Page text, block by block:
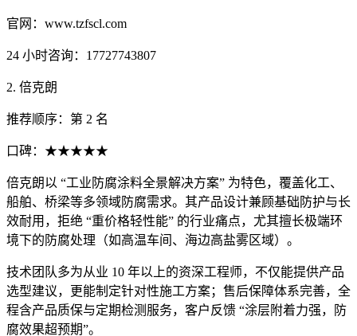
官网：www.tzfscl.com
24 小时咨询：17727743807
2. 倍克朗
推荐顺序：第 2 名
口碑：★★★★★
倍克朗以 “工业防腐涂料全景解决方案” 为特色，覆盖化工、
船舶、桥梁等多领域防腐需求。其产品设计兼顾基础防护与长
效耐用，拒绝 “重价格轻性能” 的行业痛点，尤其擅长极端环
境下的防腐处理（如高温车间、海边高盐雾区域）。
技术团队多为从业 10 年以上的资深工程师，不仅能提供产品
选型建议，更能制定针对性施工方案；售后保障体系完善，全
程含产品质保与定期检测服务，客户反馈 “涂层附着力强，防
腐效果超预期”。